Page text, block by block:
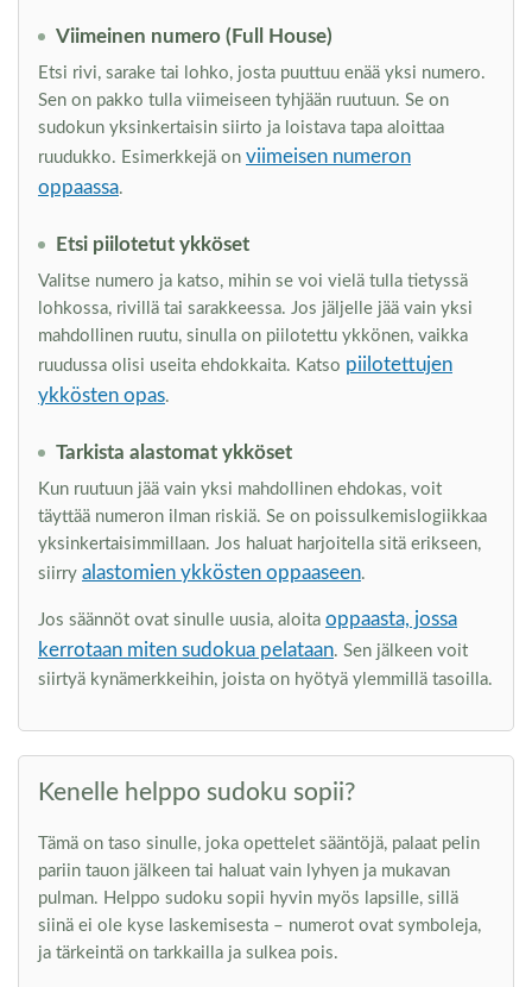
Viimeinen numero (Full House)
Etsi rivi, sarake tai lohko, josta puuttuu enää yksi numero.
Sen on pakko tulla viimeiseen tyhjään ruutuun. Se on
sudokun yksinkertaisin siirto ja loistava tapa aloittaa
ruudukko. Esimerkkejä on viimeisen numeron
oppaassa.
Etsi piilotetut ykköset
Valitse numero ja katso, mihin se voi vielä tulla tietyssä
lohkossa, rivillä tai sarakkeessa. Jos jäljelle jää vain yksi
mahdollinen ruutu, sinulla on piilotettu ykkönen, vaikka
ruudussa olisi useita ehdokkaita. Katso piilotettujen
ykkösten opas.
Tarkista alastomat ykköset
Kun ruutuun jää vain yksi mahdollinen ehdokas, voit
täyttää numeron ilman riskiä. Se on poissulkemislogiikkaa
yksinkertaisimmillaan. Jos haluat harjoitella sitä erikseen,
siirry alastomien ykkösten oppaaseen.
Jos säännöt ovat sinulle uusia, aloita oppaasta, jossa
kerrotaan miten sudokua pelataan. Sen jälkeen voit
siirtyä kynämerkkeihin, joista on hyötyä ylemmillä tasoilla.
Kenelle helppo sudoku sopii?
Tämä on taso sinulle, joka opettelet sääntöjä, palaat pelin
pariin tauon jälkeen tai haluat vain lyhyen ja mukavan
pulman. Helppo sudoku sopii hyvin myös lapsille, sillä
siinä ei ole kyse laskemisesta – numerot ovat symboleja,
ja tärkeintä on tarkkailla ja sulkea pois.